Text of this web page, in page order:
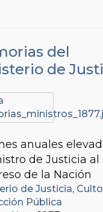
del
de
anuales
de Justicia al
de la Nación
de Justicia,
Pública